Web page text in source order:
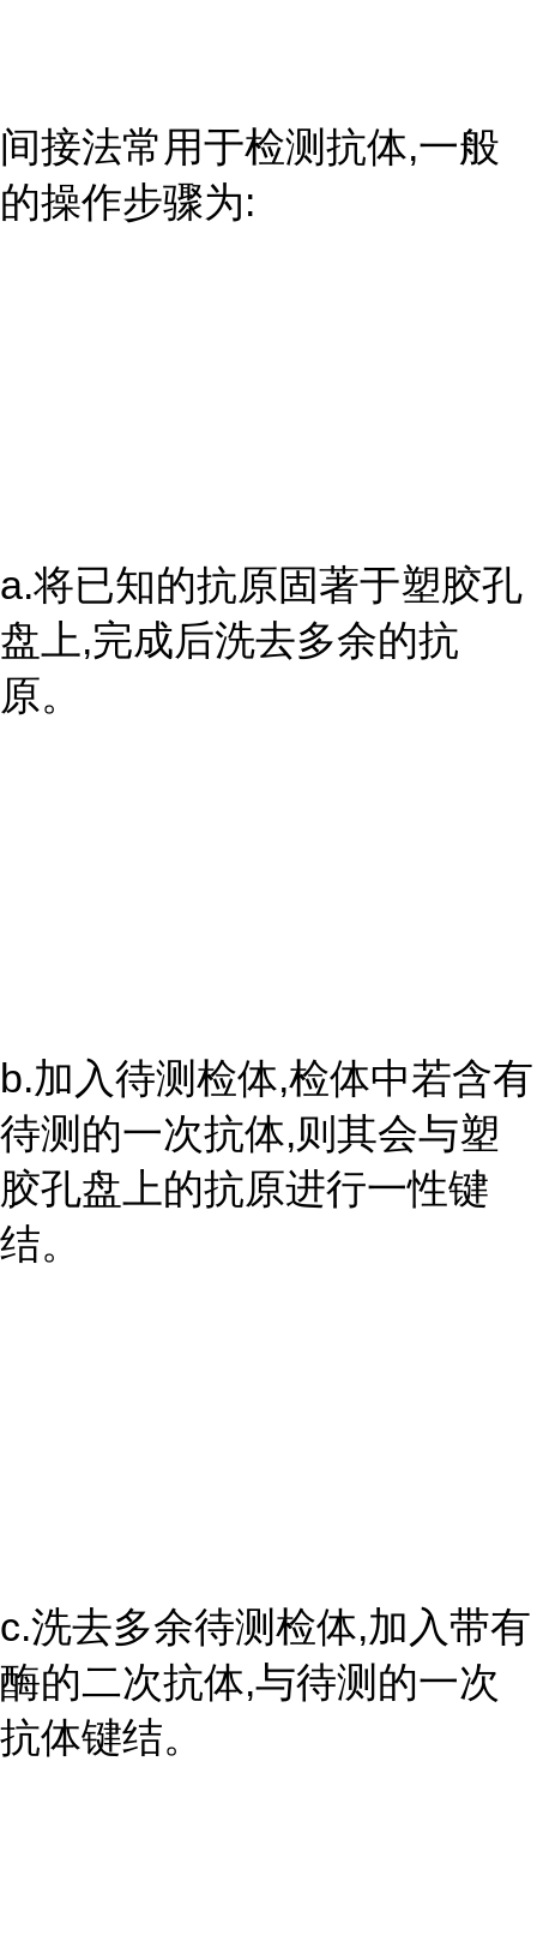
间接法常用于检测抗体,一般
的操作步骤为:
a.将已知的抗原固著于塑胶孔
盘上,完成后洗去多余的抗
原。
b.加入待测检体,检体中若含有
待测的一次抗体,则其会与塑
胶孔盘上的抗原进行一性键
结。
c.洗去多余待测检体,加入带有
酶的二次抗体,与待测的一次
抗体键结。